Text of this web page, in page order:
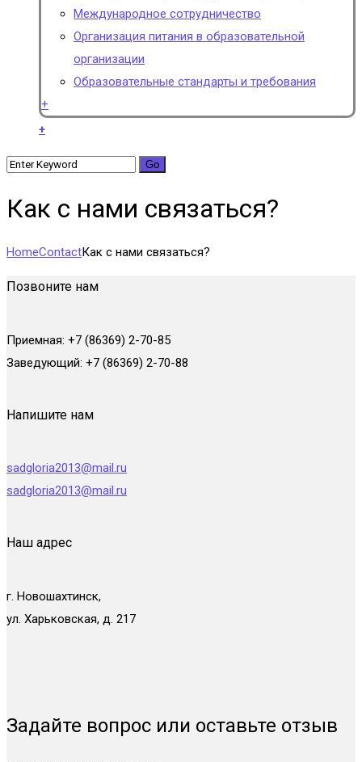
Международное сотрудничество
Организация питания в образовательной
организации
Образовательные стандарты и требования
+
+
Как с нами связаться?
HomeContactКак с нами связаться?
Позвоните нам
Приемная: +7 (86369) 2-70-85
Заведующий: +7 (86369) 2-70-88
Напишите нам
sadgloria2013@mail.ru
sadgloria2013@mail.ru
Наш адрес
г. Новошахтинск,
ул. Харьковская, д. 217
Задайте вопрос или оставьте отзыв